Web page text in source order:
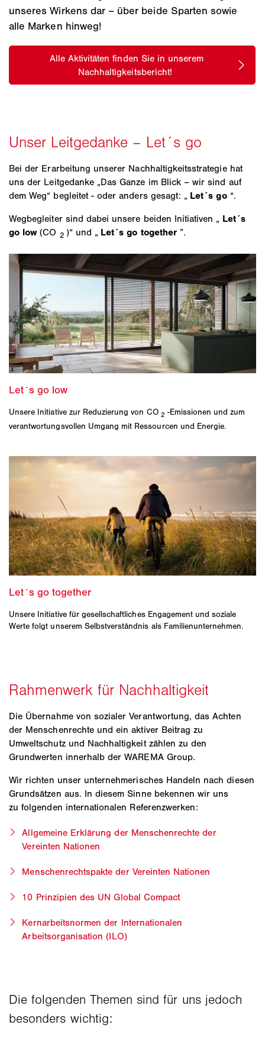
unseres Wirkens dar – über beide Sparten sowie
alle Marken hinweg! ​
Bei der Erarbeitung unserer Nachhaltigkeitsstrategie hat
uns der Leitgedanke „Das Ganze im Blick – wir sind auf
dem Weg“ begleitet - oder anders gesagt: „ Let´s go “.
Wegbegleiter sind dabei unsere beiden Initiativen „ Let´s
go low(CO 2 )“ und „ Let´s go together ”.
Unsere Initiative zur Reduzierung von CO 2 -Emissionen und zum
verantwortungsvollen Umgang mit Ressourcen und Energie.
Unsere Initiative für gesellschaftliches Engagement und soziale
Werte folgt unserem Selbstverständnis als Familienunternehmen.
Die Übernahme von sozialer Verantwortung, das Achten
der Menschenrechte und ein aktiver Beitrag zu
Umweltschutz und Nachhaltigkeit zählen zu den
Grundwerten innerhalb der WAREMA Group.
Wir richten unser unternehmerisches Handeln nach diesen
Grundsätzen aus. In diesem Sinne bekennen wir uns
zu folgenden internationalen Referenzwerken:
Allgemeine Erklärung der Menschenrechte der
Vereinten Nationen
Menschenrechtspakte der Vereinten Nationen
10 Prinzipien des UN Global Compact
Kernarbeitsnormen der Internationalen
Arbeitsorganisation (ILO)​
Die folgenden Themen sind für uns jedoch
besonders wichtig: